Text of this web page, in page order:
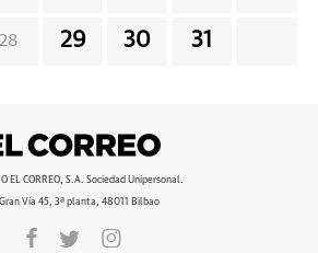
28 29 30 31
EL CORREO, S.A. Sociedad Unipersonal.
Vía 45, 3ª planta, 48011 Bilbao